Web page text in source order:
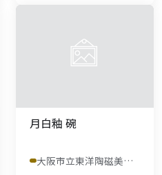
月白釉 碗
大阪市立東洋陶磁美術館